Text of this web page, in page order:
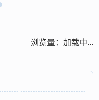
浏览量： 加载中...